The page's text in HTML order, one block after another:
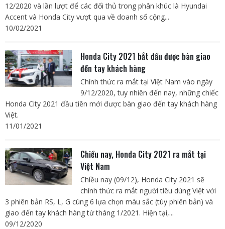
12/2020 và lần lượt để các đối thủ trong phân khúc là Hyundai
Accent và Honda City vượt qua về doanh số cộng...
10/02/2021
Honda City 2021 bắt đầu được bàn giao
đến tay khách hàng
Chính thức ra mắt tại Việt Nam vào ngày
9/12/2020, tuy nhiên đến nay, những chiếc
Honda City 2021 đầu tiên mới được bàn giao đến tay khách hàng
Việt.
11/01/2021
Chiều nay, Honda City 2021 ra mắt tại
Việt Nam
Chiều nay (09/12), Honda City 2021 sẽ
chính thức ra mắt người tiêu dùng Việt với
3 phiên bản RS, L, G cùng 6 lựa chọn màu sắc (tùy phiên bản) và
giao đến tay khách hàng từ tháng 1/2021. Hiện tại,...
09/12/2020